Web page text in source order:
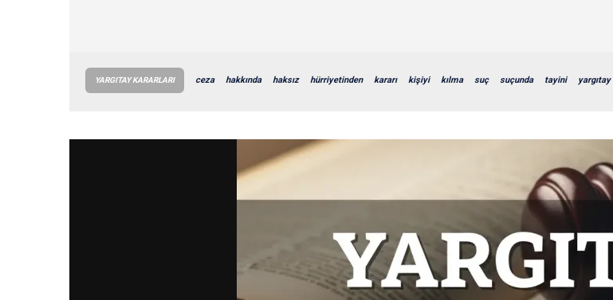
YARGITAY KARARLARI ceza hakkında haksız hürriyetinden kararı kişiyi kılma suç suçunda tayini yargıtay